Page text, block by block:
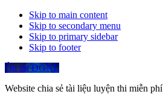
Skip to main content
Skip to secondary menu
Skip to primary sidebar
Skip to footer
Ôn thi ĐGNL
Website chia sẻ tài liệu luyện thi miễn phí